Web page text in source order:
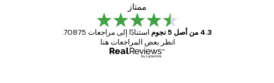
استنادًا إلى مراجعات 70875.
انظر بعض المراجعات هنا.